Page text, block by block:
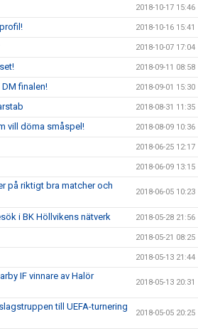
2018-10-17 15:46
2018-10-16 15:41
2018-10-07 17:04
2018-09-11 08:58
finalen! 2018-09-01 15:30
2018-08-31 11:35
vill döma småspel! 2018-08-09 10:36
2018-06-25 12:17
2018-06-09 13:15
på riktigt bra matcher och
2018-06-05 10:23
i BK Höllvikens nätverk 2018-05-28 21:56
2018-05-21 08:25
2018-05-13 21:44
IF vinnare av Halör
2018-05-13 20:31
till UEFA-turnering
2018-05-05 20:25